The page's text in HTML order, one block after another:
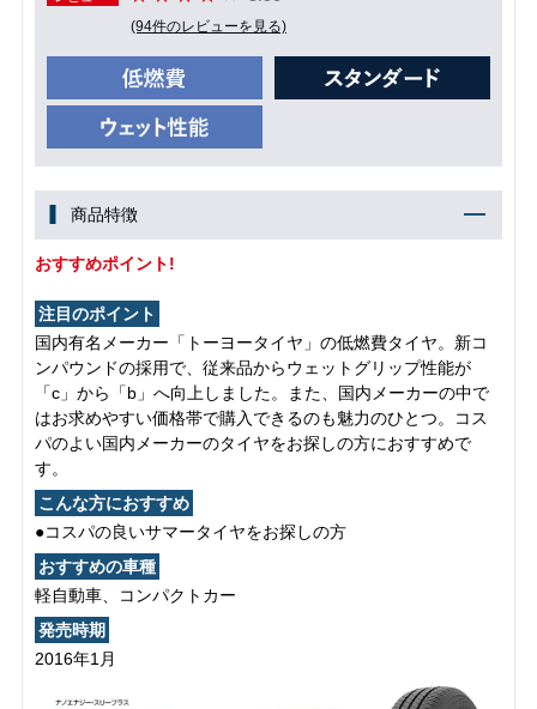
(94件のレビューを見る)
商品特徴
おすすめポイント!
注目のポイント
国内有名メーカー「トーヨータイヤ」の低燃費タイヤ。新コ
ンパウンドの採用で、従来品からウェットグリップ性能が
「c」から「b」へ向上しました。また、国内メーカーの中で
はお求めやすい価格帯で購入できるのも魅力のひとつ。コス
パのよい国内メーカーのタイヤをお探しの方におすすめで
す。
こんな方におすすめ
●コスパの良いサマータイヤをお探しの方
おすすめの車種
軽自動車、コンパクトカー
発売時期
2016年1月